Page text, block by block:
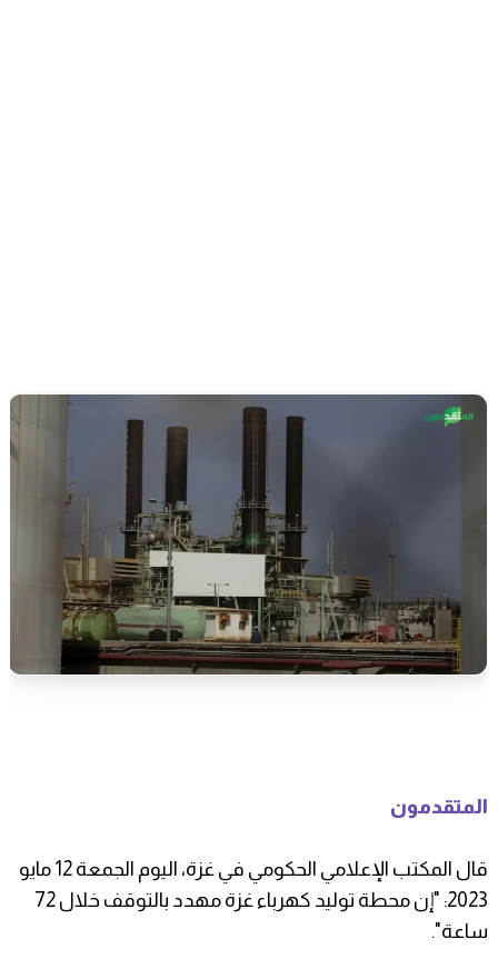
المتقدمون
قال المكتب الإعلامي الحكومي في غزة، اليوم الجمعة 12 مايو
2023: "إن محطة توليد كهرباء غزة مهدد بالتوقف خلال 72
ساعة".